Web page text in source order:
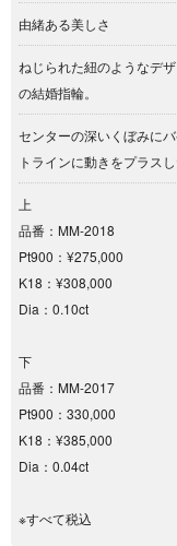
由緒ある美しさ
ねじられた紐のようなデ
の結婚指輪。
センターの深いくぼみに
トラインに動きをプラスし
上
品番：MM-2018
Pt900：¥275,000
K18：¥308,000
Dia：0.10ct
下
品番：MM-2017
Pt900：330,000
K18：¥385,000
Dia：0.04ct
※すべて税込